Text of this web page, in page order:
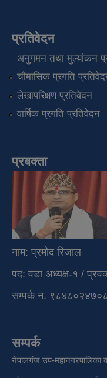
प्रतिवेदन
अनुगमन तथा मुल्यांकन
चौमासिक प्रगति
लेखापरिक्षण प्रतिवेदन
वार्षिक प्रगति प्रतिवेदन
प्रबक्ता
नाम: प्रमोद
पद: वडा अध्यक्ष-
सम्पर्क न. ९८४८०२४७०८
सम्पर्क
नेपालगंज उप-महानगरपालिका